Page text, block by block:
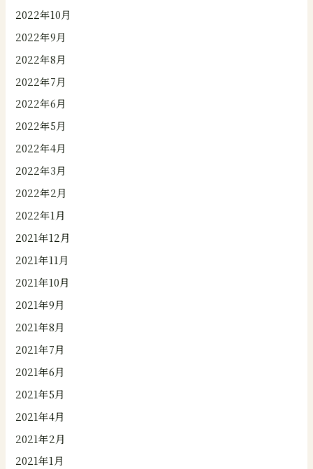
2022年10月
2022年9月
2022年8月
2022年7月
2022年6月
2022年5月
2022年4月
2022年3月
2022年2月
2022年1月
2021年12月
2021年11月
2021年10月
2021年9月
2021年8月
2021年7月
2021年6月
2021年5月
2021年4月
2021年2月
2021年1月